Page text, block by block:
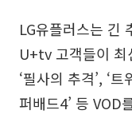
LG유플러스는 긴
U+tv 고객들이 최
‘필사의 추격’, ‘
퍼배드4’ 등 VOD